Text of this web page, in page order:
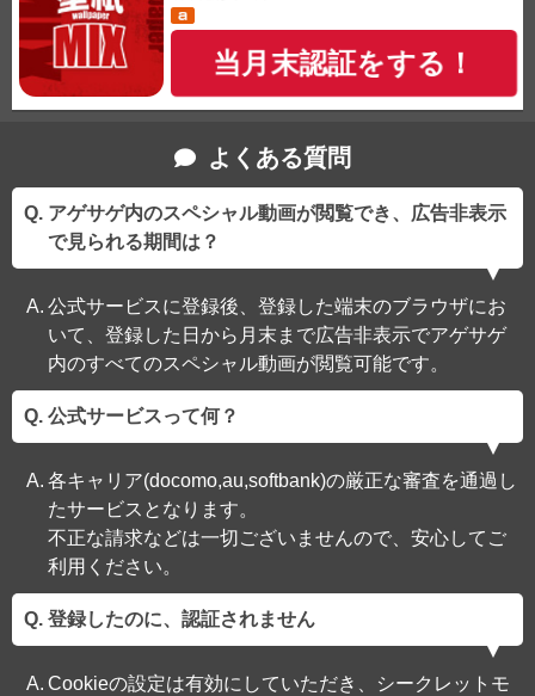
当月末認証をする！
よくある質問
アゲサゲ内のスペシャル動画が閲覧でき、広告非表示
で見られる期間は？
公式サービスに登録後、登録した端末のブラウザにお
いて、登録した日から月末まで広告非表示でアゲサゲ
内のすべてのスペシャル動画が閲覧可能です。
公式サービスって何？
各キャリア(docomo,au,softbank)の厳正な審査を通過し
たサービスとなります。
不正な請求などは一切ございませんので、安心してご
利用ください。
登録したのに、認証されません
Cookieの設定は有効にしていただき、シークレットモ